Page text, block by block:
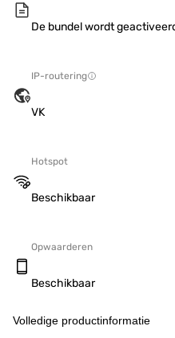
De bundel wordt
IP-routering
VK
Hotspot
Beschikbaar
Opwaarderen
Beschikbaar
Volledige productinformatie